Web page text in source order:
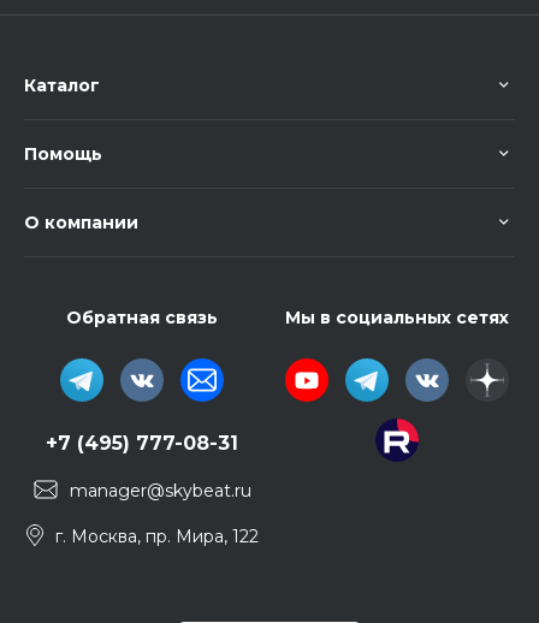
Каталог
Помощь
О компании
Обратная связь
+7 (495) 777-08-31
manager@skybeat.ru
г. Москва, пр. Мира, 122
Мы в социальных сетях